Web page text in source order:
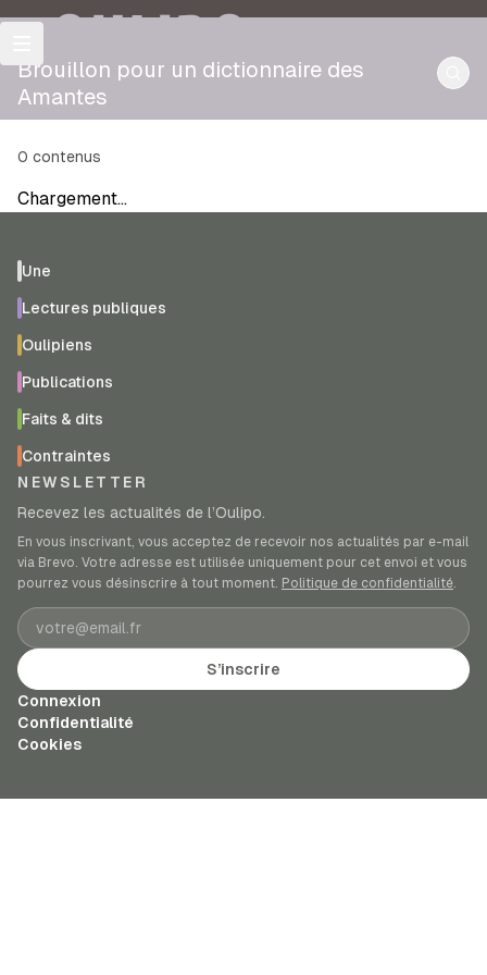
OULIPO
Brouillon pour un dictionnaire des
Amantes
0 contenus
Chargement…
Une
Lectures publiques
Oulipiens
Publications
Faits & dits
Contraintes
NEWSLETTER
Recevez les actualités de l’Oulipo.
En vous inscrivant, vous acceptez de recevoir nos actualités par e-mail
via Brevo. Votre adresse est utilisée uniquement pour cet envoi et vous
pourrez vous désinscrire à tout moment. Politique de confidentialité.
Adresse e-mail
S’inscrire
Connexion
Confidentialité
Cookies